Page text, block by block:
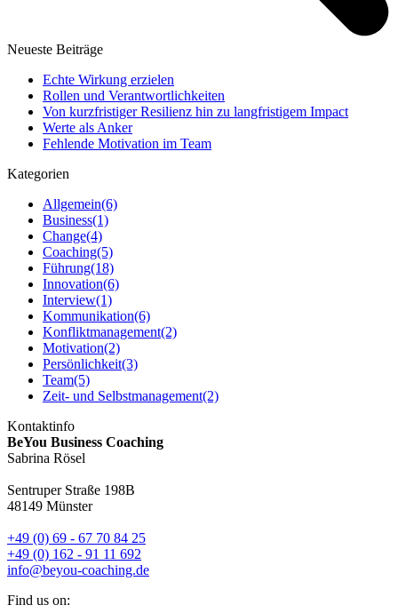
Neueste Beiträge
Echte Wirkung erzielen
Rollen und Verantwortlichkeiten
Von kurzfristiger Resilienz hin zu langfristigem Impact
Werte als Anker
Fehlende Motivation im Team
Kategorien
Allgemein(6)
Business(1)
Change(4)
Coaching(5)
Führung(18)
Innovation(6)
Interview(1)
Kommunikation(6)
Konfliktmanagement(2)
Motivation(2)
Persönlichkeit(3)
Team(5)
Zeit- und Selbstmanagement(2)
Kontaktinfo
BeYou Business Coaching
Sabrina Rösel
Sentruper Straße 198B
48149 Münster
+49 (0) 69 - 67 70 84 25
+49 (0) 162 - 91 11 692
info@beyou-coaching.de
Find us on: